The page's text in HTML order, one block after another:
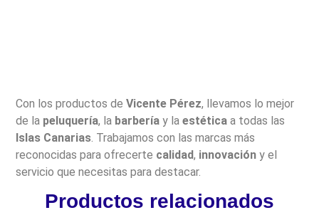
Con los productos deVicente Pérez, llevamos lo mejor
de la peluquería, la barbería y laestética a todas las
Islas Canarias . Trabajamos con las marcas más
reconocidas para ofrecerte calidad, innovación y el
servicio que necesitas para destacar.
Productos relacionados